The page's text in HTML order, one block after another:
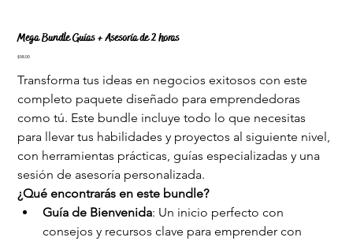
Mega Bundle Guías + Asesoría de 2 horas
Price
$98.00
Transforma tus ideas en negocios exitosos con este
completo paquete diseñado para emprendedoras
como tú. Este bundle incluye todo lo que necesitas
para llevar tus habilidades y proyectos al siguiente nivel,
con herramientas prácticas, guías especializadas y una
sesión de asesoría personalizada.
¿Qué encontrarás en este bundle?
Guía de Bienvenida: Un inicio perfecto con
consejos y recursos clave para emprender con